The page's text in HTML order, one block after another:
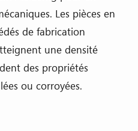
Les pièces en
de fabrication
une densité
des propriétés
ou corroyées.